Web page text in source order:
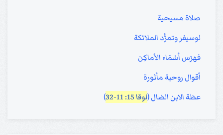
صلاة مسيحية
لوسيفر وتمرُّد الملائكة
فهرَس أسْمَاء الأماكِن
أقوال روحية مأثورة
عظة الابن الضال (لوقا 15: 11-32 )